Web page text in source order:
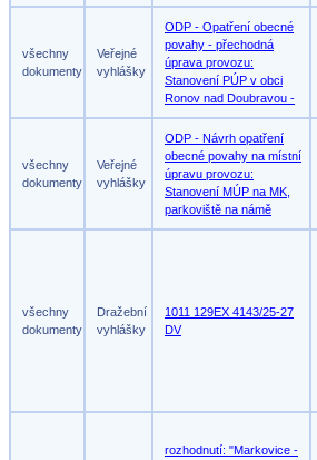
všechny
dokumenty
Veřejné
vyhlášky
ODP - Opatření obecné
povahy - přechodná
úprava provozu:
Stanovení PÚP v obci
Ronov nad Doubravou -
všechny
dokumenty
Veřejné
vyhlášky
ODP - Návrh opatření
obecné povahy na místní
úpravu provozu:
Stanovení MÚP na MK,
parkoviště na námě
všechny
dokumenty
Dražební
vyhlášky
1011 129EX 4143/25-27
DV
rozhodnutí: "Markovice -